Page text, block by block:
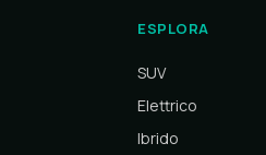
ESPLORA
SUV
Elettrico
Ibrido